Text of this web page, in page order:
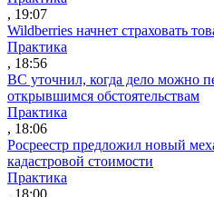
, 19:07
Wildberries начнет страховать
Практика
, 18:56
ВС уточнил, когда дело можно
открывшимся обстоятельствам
Практика
, 18:06
Росреестр предложил новый
кадастровой стоимости
Практика
, 18:00